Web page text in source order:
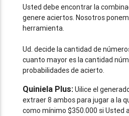
Usted debe encontrar la
genere aciertos. Nosotros
herramienta.
Ud. decide la cantidad de
cuanto mayor es la cantidad
probabilidades de acierto.
Quiniela Plus:Uilice el
extraer 8 ambos para jugar a la
como mínimo $350.000 si Usted